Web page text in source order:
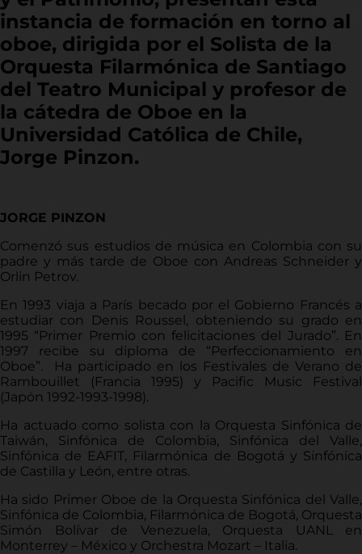
instancia de formación en torno al
oboe, dirigida por el Solista de la
Orquesta Filarmónica de Santiago
del Teatro Municipal y profesor de
la cátedra de Oboe en la
Universidad Católica de Chile,
Jorge Pinzon.
JORGE PINZON
Comenzó sus estudios de música en Colombia con su
padre y más tarde de Oboe con Andreas Schneider y
Orlin Petrov.
En 1993 viaja a París becado por el Gobierno Francés a
estudiar con Denis Roussel, obteniendo su grado en
1995 “Primer Premio con felicitaciones del Jurado”. En
1997 recibe su diploma de “Perfeccionamiento en
Oboe”. Ha participado en los Festivales de Verano de
Rambouillet (Francia 1995) y Pacific Music Festival
(Japón 1992-1993-1998).
Ha actuado como solista con la Orquesta Sinfónica de
Taiwán, Sinfónica de Colombia, Sinfónica del Valle,
Sinfónica de EAFIT, Filarmónica de Bogotá y Sinfónica
de Castilla y León, entre otras.
Ha sido Primer Oboe de la Orquesta Sinfónica del Valle,
Sinfónica de Colombia, Filarmónica de Bogotá, Orquesta
Simón Bolívar de Venezuela, Orquesta UANL en
Monterrey – México y Orchestra Mozart – Italia.